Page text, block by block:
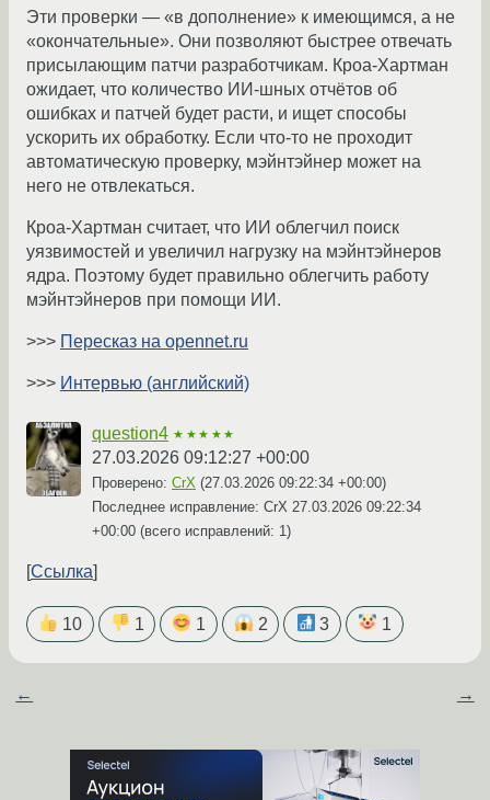
Эти проверки — «в дополнение» к имеющимся, а не
«окончательные». Они позволяют быстрее отвечать
присылающим патчи разработчикам. Кроа-Хартман
ожидает, что количество ИИ-шных отчётов об
ошибках и патчей будет расти, и ищет способы
ускорить их обработку. Если что-то не проходит
автоматическую проверку, мэйнтэйнер может на
него не отвлекаться.
Кроа-Хартман считает, что ИИ облегчил поиск
уязвимостей и увеличил нагрузку на мэйнтэйнеров
ядра. Поэтому будет правильно облегчить работу
мэйнтэйнеров при помощи ИИ.
>>> Пересказ на opennet.ru
>>> Интервью (английский)
question4 ★★★★★
27.03.2026 09:12:27 +00:00
Проверено: CrX (27.03.2026 09:22:34 +00:00)
Последнее исправление: CrX 27.03.2026 09:22:34
+00:00 (всего исправлений: 1)
Ссылка
10 1 1 2 3 1
← →